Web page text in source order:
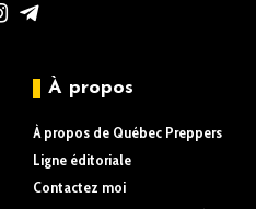
À propos
À propos de Québec Preppers
Ligne éditoriale
Contactez moi